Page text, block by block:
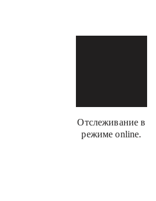
Отслеживание в
режиме online.